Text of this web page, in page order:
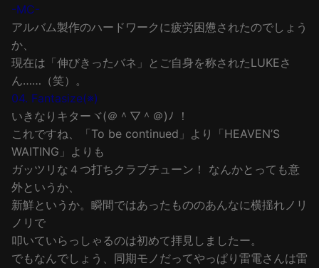
-MC-
アルバム製作のハードワークに疲労困憊されたのでしょう
か、
現在は「伸びきったバネ」とご自身を称されたLUKEさ
ん……（笑）。
04. Fantasize(※)
いきなりキターヾ(＠＾▽＾＠)ﾉ ！
これですね、「To be continued」より「HEAVEN’S
WAITING」よりも
ガッツリな４つ打ちクラブチューン！ なんかとっても意
外というか、
新鮮というか。瞬間ではあったもののあんなに横揺れノリ
ノリで
叩いていらっしゃるのは初めて拝見しましたー。
でもなんでしょう、同期モノだってやっぱり雷電さんは雷